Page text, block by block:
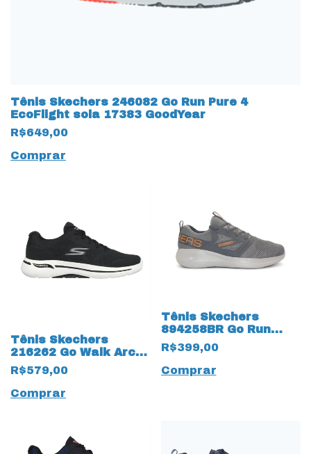
Tênis Skechers 246082 Go Run Pure 4
EcoFlight sola 17383 GoodYear
R$649,00
Comprar
Tênis Skechers
216262 Go Walk Arch
Fit Guideline 17369
Preto
R$579,00
Comprar
Tênis Skechers
894258BR Go Run
Fast 17381 Cinza
R$399,00
Comprar